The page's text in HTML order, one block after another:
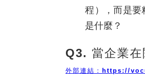
程），而是要
是什麼？
Q3. 當企業在
外部連結：https://